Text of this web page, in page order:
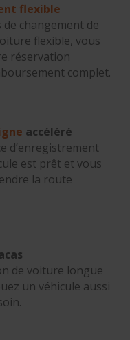
flexible
changement de
flexible, vous
réservation
complet.
accéléré
d’enregistrement
est prêt et vous
la route
de voiture longue
un véhicule aussi